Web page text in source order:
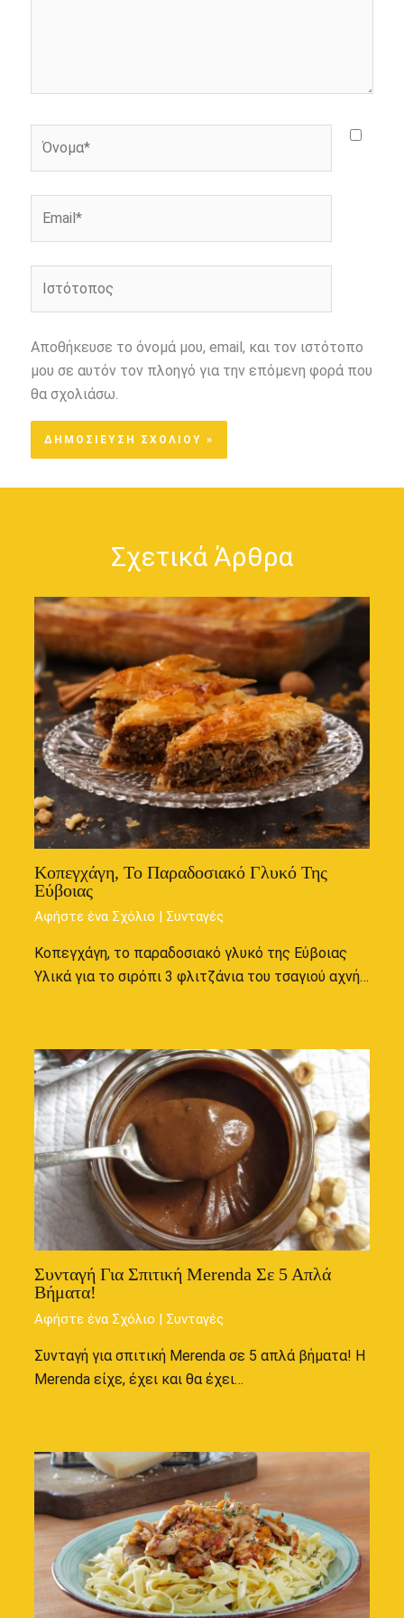
Αποθήκευσε το όνομά μου, email, και τον ιστότοπο
μου σε αυτόν τον πλοηγό για την επόμενη φορά που
θα σχολιάσω.
Σχετικά Άρθρα
Κοπεγχάγη, Το Παραδοσιακό Γλυκό Της
Εύβοιας
Αφήστε ένα Σχόλιο | Συνταγές
Κοπεγχάγη, το παραδοσιακό γλυκό της Εύβοιας
Υλικά για το σιρόπι 3 φλιτζάνια του τσαγιού αχνή…
Συνταγή Για Σπιτική Merenda Σε 5 Απλά
Βήματα!
Αφήστε ένα Σχόλιο | Συνταγές
Συνταγή για σπιτική Merenda σε 5 απλά βήματα! Η
Merenda είχε, έχει και θα έχει…